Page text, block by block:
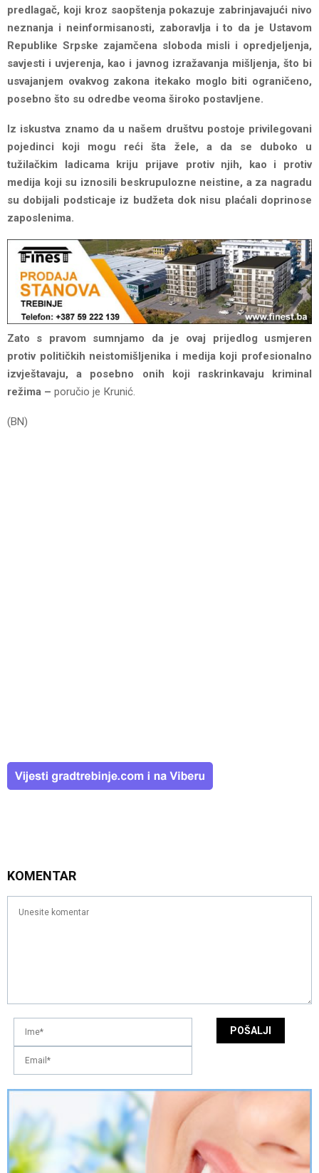
predlagač, koji kroz saopštenja pokazuje zabrinjavajući nivo
neznanja i neinformisanosti, zaboravlja i to da je Ustavom
Republike Srpske zajamčena sloboda misli i opredjeljenja,
savjesti i uvjerenja, kao i javnog izražavanja mišljenja, što bi
usvajanjem ovakvog zakona itekako moglo biti ograničeno,
posebno što su odredbe veoma široko postavljene.
Iz iskustva znamo da u našem društvu postoje privilegovani
pojedinci koji mogu reći šta žele, a da se duboko u
tužilačkim ladicama kriju prijave protiv njih, kao i protiv
medija koji su iznosili beskrupulozne neistine, a za nagradu
su dobijali podsticaje iz budžeta dok nisu plaćali doprinose
zaposlenima.
Zato s pravom sumnjamo da je ovaj prijedlog usmjeren
protiv političkih neistomišljenika i medija koji profesionalno
izvještavaju, a posebno onih koji raskrinkavaju kriminal
režima – poručio je Кrunić.
(BN)
KOMENTAR